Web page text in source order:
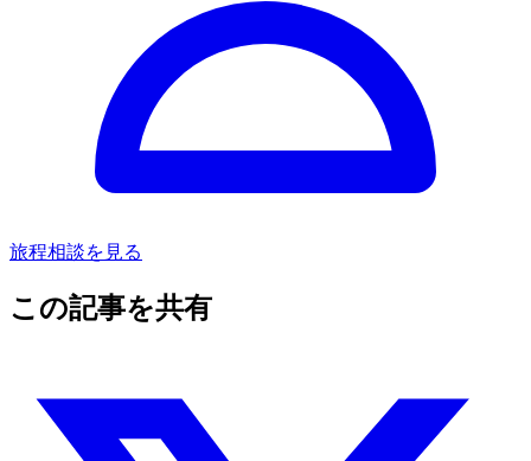
旅程相談を見る
この記事を共有